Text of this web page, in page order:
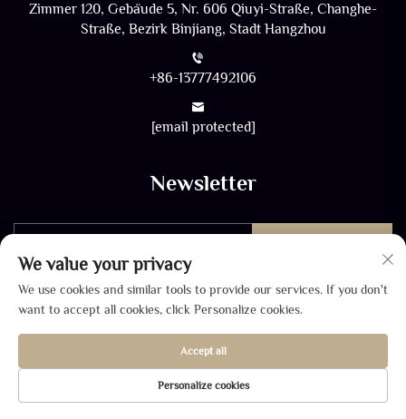
Zimmer 120, Gebäude 5, Nr. 606 Qiuyi-Straße, Changhe-
Straße, Bezirk Binjiang, Stadt Hangzhou
+86-13777492106
[email protected]
Newsletter
Copyright © 2026 durch SHANGHAI ZHONGDA WINCOME
Co., LTD. - Datenschutzrichtlinie
We value your privacy
We use cookies and similar tools to provide our services. If you don't
want to accept all cookies, click Personalize cookies.
Personalize cookies
Accept all